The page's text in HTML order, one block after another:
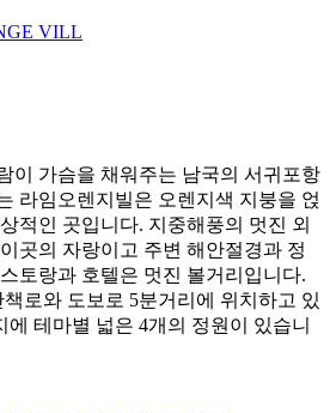
VILL
이 가슴을 채워주는 남국의 서귀포항
라임오렌지빌은 오렌지색 지붕을 얹
적인 곳입니다. 지중해풍의 멋진 외
곳의 자랑이고 주변 해안절경과 정
토랑과 호텔은 멋진 볼거리입니다.
로와 도보로 5분거리에 위치하고 있
에 테마별 넓은 4개의 정원이 있습니